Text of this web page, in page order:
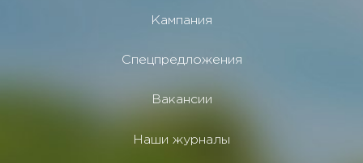
Кампания
Спецпредложения
Вакансии
Наши журналы